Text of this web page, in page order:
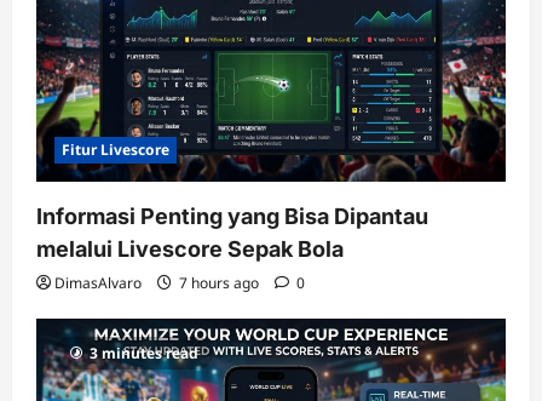
Fitur Livescore
Informasi Penting yang Bisa Dipantau
melalui Livescore Sepak Bola
DimasAlvaro 7 hours ago 0
3 minutes read